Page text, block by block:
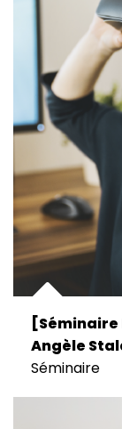
[Séminaire
Angèle
Séminaire